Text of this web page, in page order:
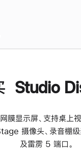
Studio
膜显示屏、支持桌上
摄像头、录音棚级
及雷雳 5 端口。